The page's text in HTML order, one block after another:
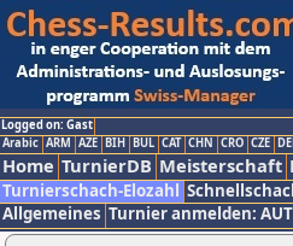
Logged on: Gast
Arabic ARM AZE BIH BUL CAT CHN CRO CZE
Home TurnierDB Meisterschaft
Turnierschach-Elozahl
Allgemeines Turnier anmelden: AUT